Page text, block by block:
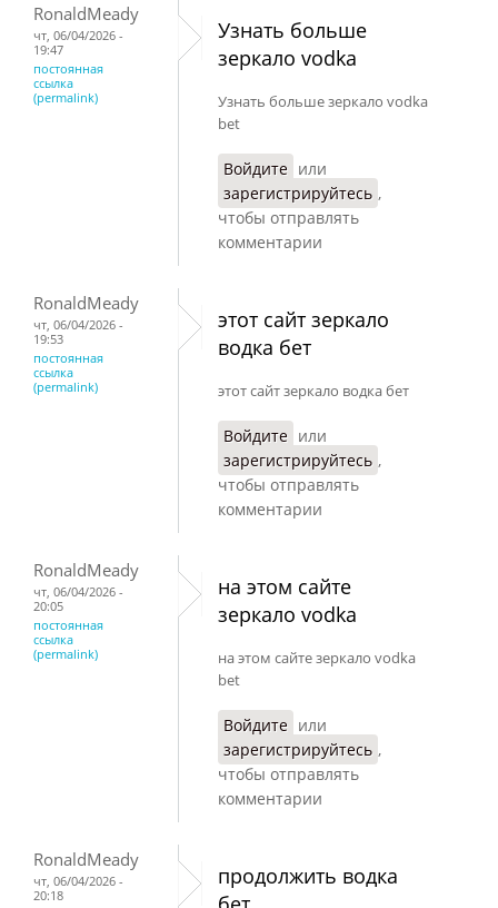
RonaldMeady
чт, 06/04/2026 -
19:47
постоянная
ссылка
(permalink)
Узнать больше
зеркало vodka
Узнать больше зеркало vodka
bet
Войдите или
зарегистрируйтесь ,
чтобы отправлять
комментарии
RonaldMeady
чт, 06/04/2026 -
19:53
постоянная
ссылка
(permalink)
этот сайт зеркало
водка бет
этот сайт зеркало водка бет
Войдите или
зарегистрируйтесь ,
чтобы отправлять
комментарии
RonaldMeady
чт, 06/04/2026 -
20:05
постоянная
ссылка
(permalink)
на этом сайте
зеркало vodka
на этом сайте зеркало vodka
bet
Войдите или
зарегистрируйтесь ,
чтобы отправлять
комментарии
RonaldMeady
чт, 06/04/2026 -
20:18
продолжить водка